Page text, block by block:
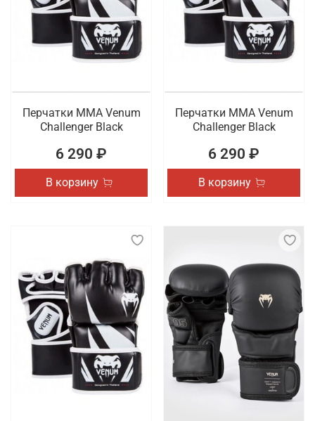
Перчатки ММА Venum
Challenger Black
6 290 ₽
В корзину
Перчатки ММА Venum
Challenger Black
6 290 ₽
В корзину